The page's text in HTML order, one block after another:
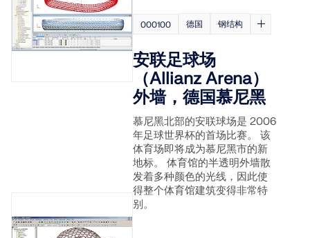
000100 德国 钢结构
安联足球场
（Allianz Arena）
外墙，德国慕尼黑
慕尼黑北部的安联球场是 2006
年足球世界杯的首场比赛。 该
体育场即将成为慕尼黑市的新
地标。 体育馆的半透明外墙散
发着多种颜色的光线，因此使
得整个体育馆建筑变得非常特
别。